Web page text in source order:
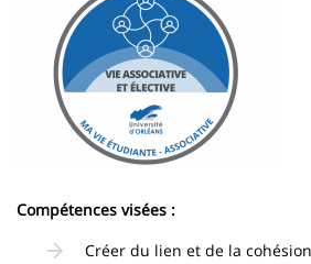
Compétences visées :
Créer du lien et de la